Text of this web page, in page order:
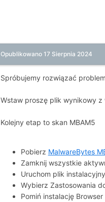
Opublikowano 17 Sierpnia 2024
Spróbujemy rozwiązać
Wstaw proszę plik wynikowy z
Kolejny etap to skan MBAM5
Pobierz MalwareBytes
Zamknij wszystkie
Uruchom plik instalacyjny
Wybierz Zastosowania
Pomiń instalację